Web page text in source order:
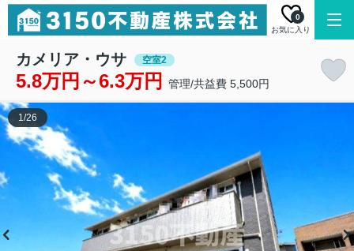
お気に入り
0
カメリア・ウサ 空室2
5.8万円～6.3万円 管理/共益費 5,500円
1/26